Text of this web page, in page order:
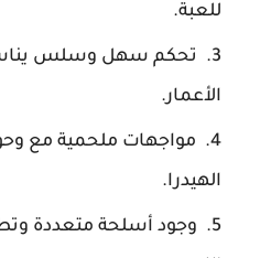
للعبة.
تحكم سهل وسلس
الأعمار.
مواجهات ملحمية مع
الهيدرا.
وجود أسلحة متعددة